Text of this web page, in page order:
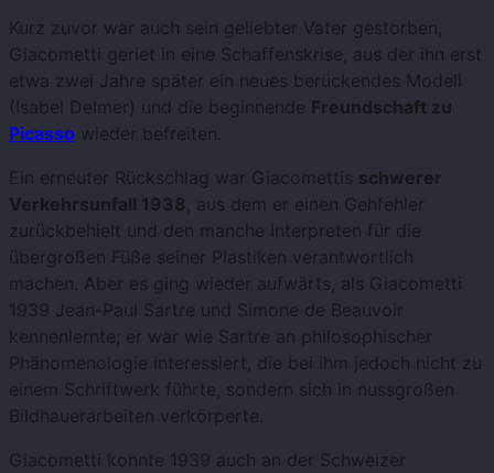
Kurz zuvor war auch sein geliebter Vater gestorben,
Giacometti geriet in eine Schaffenskrise, aus der ihn erst
etwa zwei Jahre später ein neues berückendes Modell
(Isabel Delmer) und die beginnende Freundschaft zu
Picasso wieder befreiten.
Ein erneuter Rückschlag war Giacomettis schwerer
Verkehrsunfall 1938 , aus dem er einen Gehfehler
zurückbehielt und den manche Interpreten für die
übergroßen Füße seiner Plastiken verantwortlich
machen. Aber es ging wieder aufwärts, als Giacometti
1939 Jean-Paul Sartre und Simone de Beauvoir
kennenlernte; er war wie Sartre an philosophischer
Phänomenologie interessiert, die bei ihm jedoch nicht zu
einem Schriftwerk führte, sondern sich in nussgroßen
Bildhauerarbeiten verkörperte.
Giacometti konnte 1939 auch an der Schweizer